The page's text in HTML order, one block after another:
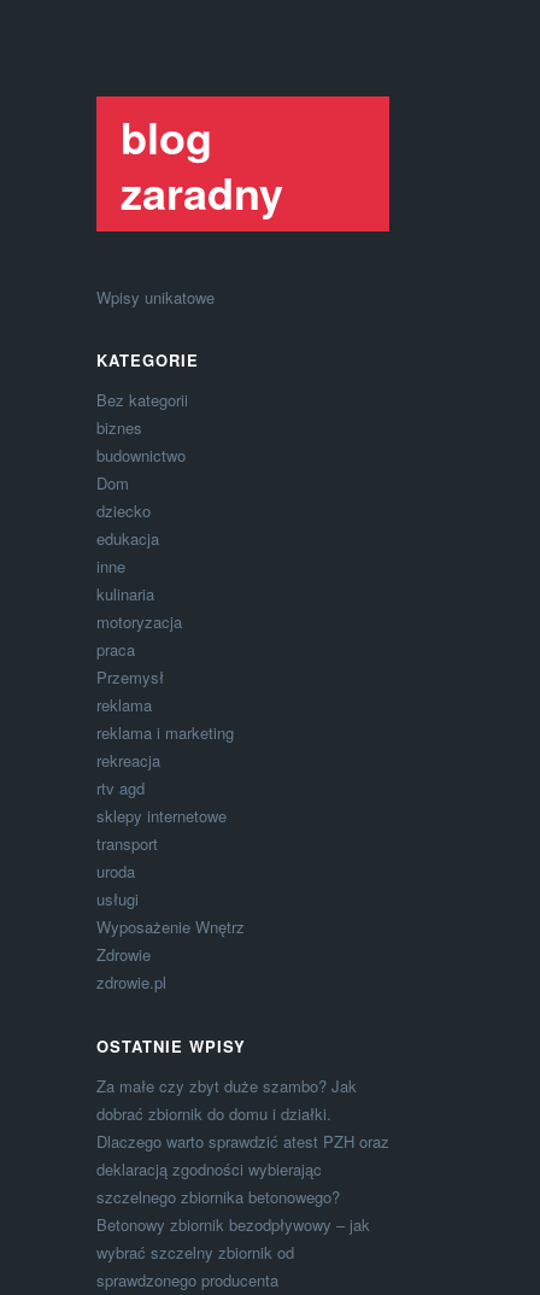
blog
zaradny
Wpisy unikatowe
KATEGORIE
Bez kategorii
biznes
budownictwo
Dom
dziecko
edukacja
inne
kulinaria
motoryzacja
praca
Przemysł
reklama
reklama i marketing
rekreacja
rtv agd
sklepy internetowe
transport
uroda
usługi
Wyposażenie Wnętrz
Zdrowie
zdrowie.pl
OSTATNIE WPISY
Za małe czy zbyt duże szambo? Jak
dobrać zbiornik do domu i działki.
Dlaczego warto sprawdzić atest PZH oraz
deklaracją zgodności wybierając
szczelnego zbiornika betonowego?
Betonowy zbiornik bezodpływowy – jak
wybrać szczelny zbiornik od
sprawdzonego producenta